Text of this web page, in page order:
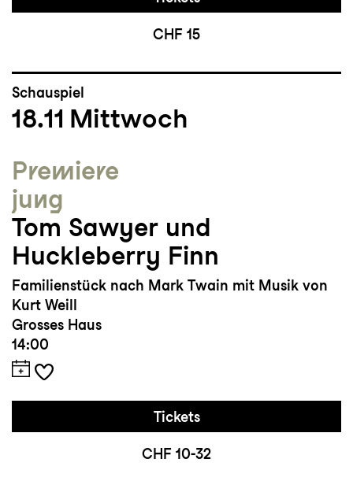
CHF 15
Schauspiel
18.11 Mittwoch
Premiere
jung
Tom Sawyer und
Huckleberry Finn
Familienstück nach Mark Twain mit Musik von
Kurt Weill
Grosses Haus
14:00
Tickets
CHF 10-32